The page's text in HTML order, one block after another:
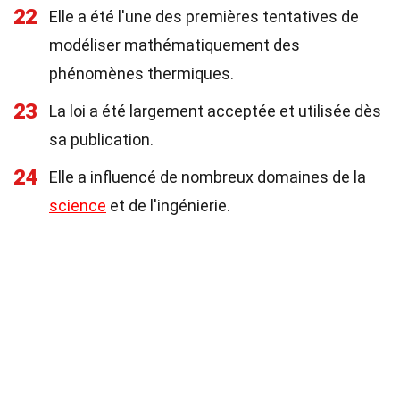
22
Elle a été l'une des premières tentatives de
modéliser mathématiquement des
phénomènes thermiques.
23
La loi a été largement acceptée et utilisée dès
sa publication.
24
Elle a influencé de nombreux domaines de la
science et de l'ingénierie.